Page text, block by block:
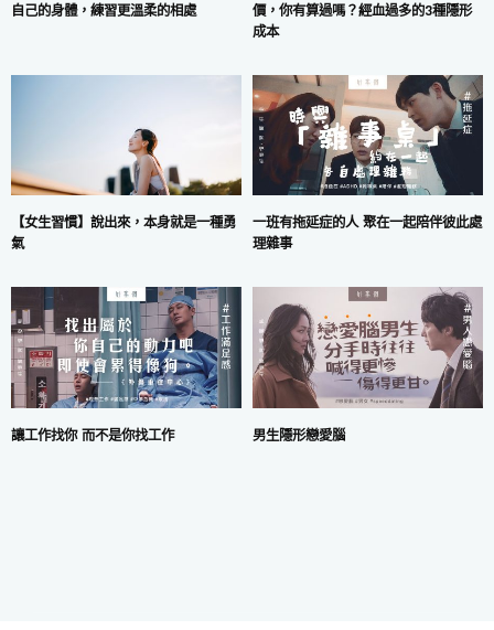
自己的身體，練習更溫柔的相處
價，你有算過嗎？經血過多的3種隱形
成本
【女生習慣】說出來，本身就是一種勇
氣
一班有拖延症的人 聚在一起陪伴彼此處
理雜事
讓工作找你 而不是你找工作 男生隱形戀愛腦